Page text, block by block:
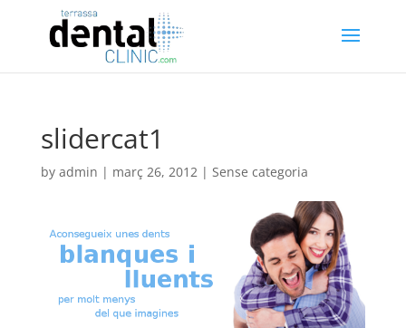
slidercat1
by admin | març 26, 2012| Sense categoria